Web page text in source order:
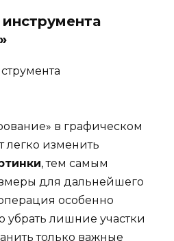
в графическом
легко изменить
, тем самым
для дальнейшего
особенно
убрать лишние участки
только важные